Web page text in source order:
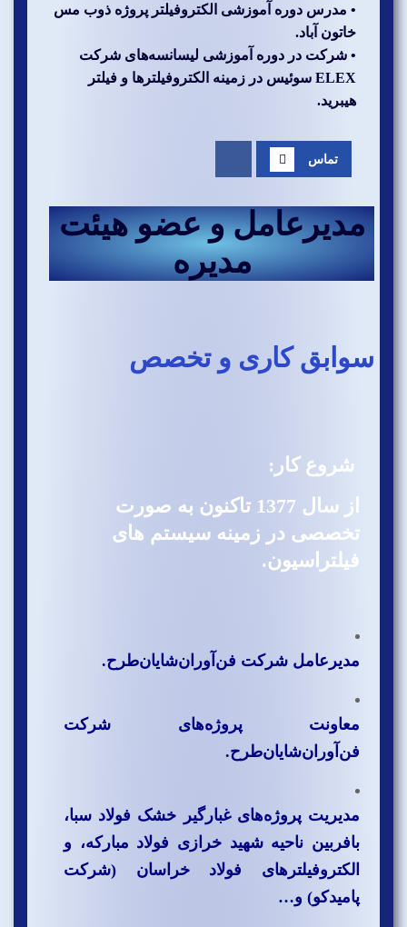
• مدرس دوره آموزشی الکتروفیلتر پروژه ذوب مس
خاتون آباد.
• شرکت در دوره آموزشی لیسانسه‌های شرکت
ELEX سوئیس در زمینه الکتروفیلترها و فیلتر
هیبرید.
تماس
مدیرعامل و عضو هیئت
مدیره
سوابق کاری و تخصص
شروع کار:
از سال 1377 تاکنون به صورت
تخصصی در زمینه سیستم های
فیلتراسیون.
مدیرعامل شرکت فن‌آوران‌‌شایان‌طرح.
معاونت پروژه‌های شرکت
فن‌آوران‌‌شایان‌طرح.
مدیریت پروژه‌های غبارگیر خشک فولاد سبا،
بافربین ناحیه شهید خرازی فولاد مبارکه، و
الکتروفیلترهای فولاد خراسان (شرکت
پامیدکو) و…